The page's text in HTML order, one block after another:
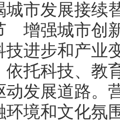
城市发展接续
强城市创
步和产业变
依托科技、教
动发展道路。
环境和文化氛